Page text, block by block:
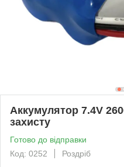
Аккумулятор 7.4V
захисту
Готово до відправки
Код: 0252
Роздріб